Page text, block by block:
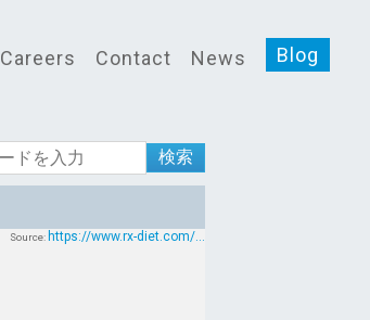
Careers Contact News Blog
検索
Source: https://www.rx-diet.com/...